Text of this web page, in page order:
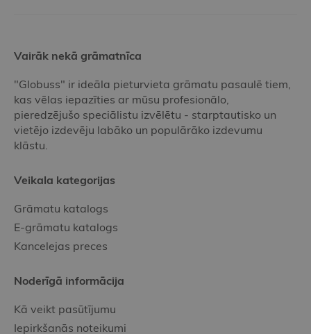
Vairāk nekā grāmatnīca
"Globuss" ir ideāla pieturvieta grāmatu pasaulē tiem,
kas vēlas iepazīties ar mūsu profesionālo,
pieredzējušo speciālistu izvēlētu - starptautisko un
vietējo izdevēju labāko un populārāko izdevumu
klāstu.
Veikala kategorijas
Grāmatu katalogs
E-grāmatu katalogs
Kancelejas preces
Noderīgā informācija
Kā veikt pasūtījumu
Iepirkšanās noteikumi